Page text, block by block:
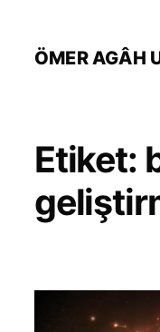
ÖMER AGÂH
Etiket: